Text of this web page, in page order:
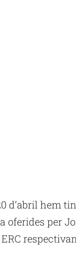
d’abril hem
oferides per